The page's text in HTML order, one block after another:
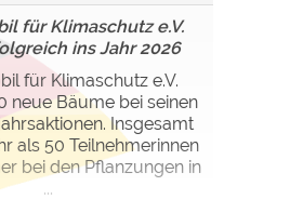
für Klimaschutz e.V.
ins Jahr 2026
für Klimaschutz e.V.
neue Bäume bei seinen
Insgesamt
als 50 Teilnehmerinnen
bei den Pflanzungen in
...